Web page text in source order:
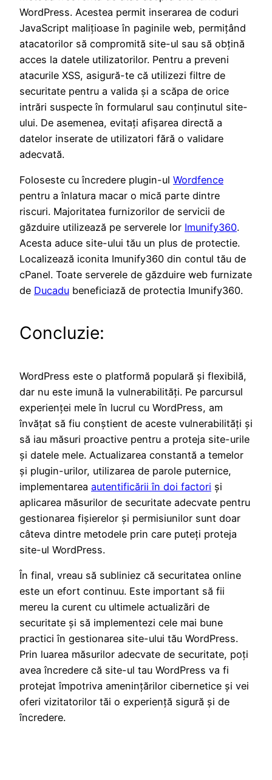
WordPress. Acestea permit inserarea de coduri
JavaScript malițioase în paginile web, permițând
atacatorilor să compromită site-ul sau să obțină
acces la datele utilizatorilor. Pentru a preveni
atacurile XSS, asigură-te că utilizezi filtre de
securitate pentru a valida și a scăpa de orice
intrări suspecte în formularul sau conținutul site-
ului. De asemenea, evitați afișarea directă a
datelor inserate de utilizatori fără o validare
adecvată.
Foloseste cu încredere plugin-ul Wordfence
pentru a înlatura macar o mică parte dintre
riscuri. Majoritatea furnizorilor de servicii de
găzduire utilizează pe serverele lor Imunify360.
Acesta aduce site-ului tău un plus de protectie.
Localizează iconita Imunify360 din contul tău de
cPanel. Toate serverele de găzduire web furnizate
de Ducadu beneficiază de protectia Imunify360.
Concluzie:
WordPress este o platformă populară și flexibilă,
dar nu este imună la vulnerabilități. Pe parcursul
experienței mele în lucrul cu WordPress, am
învățat să fiu conștient de aceste vulnerabilități și
să iau măsuri proactive pentru a proteja site-urile
și datele mele. Actualizarea constantă a temelor
și plugin-urilor, utilizarea de parole puternice,
implementarea autentificării în doi factori și
aplicarea măsurilor de securitate adecvate pentru
gestionarea fișierelor și permisiunilor sunt doar
câteva dintre metodele prin care puteți proteja
site-ul WordPress.
În final, vreau să subliniez că securitatea online
este un efort continuu. Este important să fii
mereu la curent cu ultimele actualizări de
securitate și să implementezi cele mai bune
practici în gestionarea site-ului tău WordPress.
Prin luarea măsurilor adecvate de securitate, poți
avea încredere că site-ul tau WordPress va fi
protejat împotriva amenințărilor cibernetice și vei
oferi vizitatorilor tăi o experiență sigură și de
încredere.